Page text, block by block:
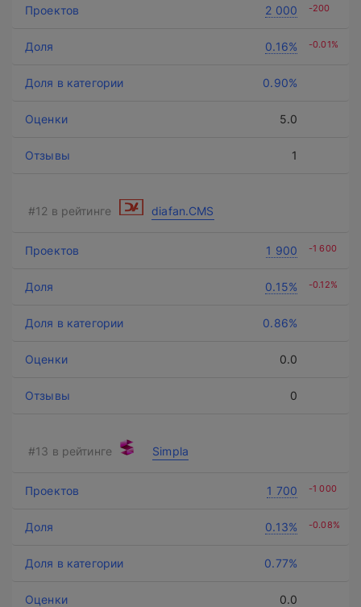
2 000 -200
0.16% -0.01%
0.90%
5.0
1
diafan.CMS
1 900 -1 600
0.15% -0.12%
0.86%
0.0
0
Simpla
1 700 -1 000
0.13% -0.08%
0.77%
0.0